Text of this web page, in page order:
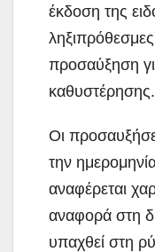
έκδοση της
προσαύξηση
καθυστέρησης.
Οι
την
αναφέρεται
αναφορά στη
υπαχθεί στη